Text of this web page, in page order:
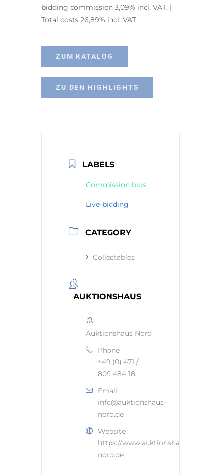
bidding commission 3,09% incl. VAT. |
Total costs 26,89% incl. VAT.
ZUM KATALOG
ZU DEN HIGHLIGHTS
LABELS
Commission bids,
Live-bidding
CATEGORY
Collectables
AUKTIONSHAUS
Auktionshaus Nord
Phone
+49 (0) 471 /
809 484 18
Email
info@auktionshaus-
nord.de
Website
https://www.auktionshaus-
nord.de